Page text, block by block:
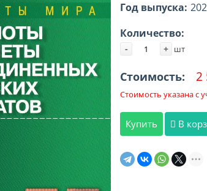
Год выпуска:
Количество:
- + шт
Стоимость: 2
Стоимость указана с
Купить В